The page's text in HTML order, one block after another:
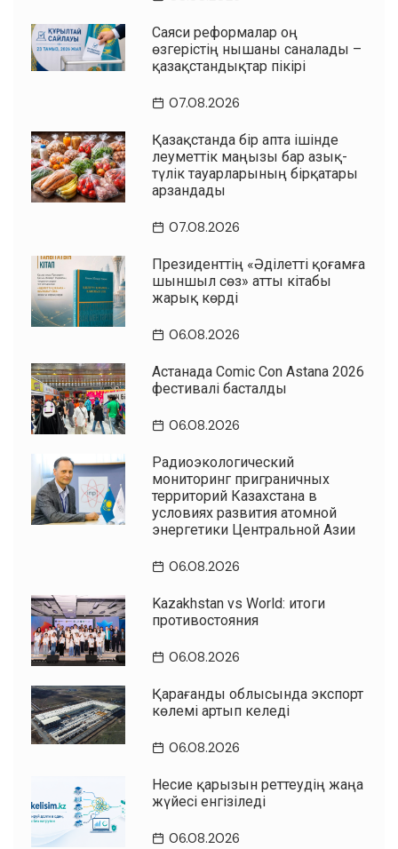
Саяси реформалар оң
өзгерістің нышаны саналады –
қазақстандықтар пікірі
07.08.2026
Қазақстанда бір апта ішінде
әлеуметтік маңызы бар азық-
түлік тауарларының бірқатары
арзандады
07.08.2026
Президенттің «Әділетті қоғамға
шыншыл сөз» атты кітабы
жарық көрді
06.08.2026
Астанада Comic Con Astana 2026
фестивалі басталды
06.08.2026
Радиоэкологический
мониторинг приграничных
территорий Казахстана в
условиях развития атомной
энергетики Центральной Азии
06.08.2026
Kazakhstan vs World: итоги
противостояния
06.08.2026
Қарағанды облысында экспорт
көлемі артып келеді
06.08.2026
Несие қарызын реттеудің жаңа
жүйесі енгізіледі
06.08.2026